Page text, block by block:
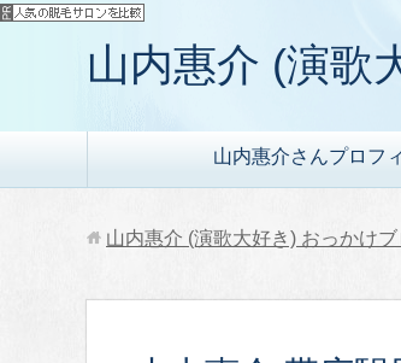
山内惠介 (演歌
山内惠介さんプロフ
山内惠介 (演歌大好き) おっかけ